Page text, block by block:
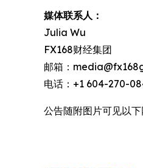
媒体联系人：
Julia Wu
FX168财经集团
邮箱：
电话：+1 604-270-
公告随附图片可见以下